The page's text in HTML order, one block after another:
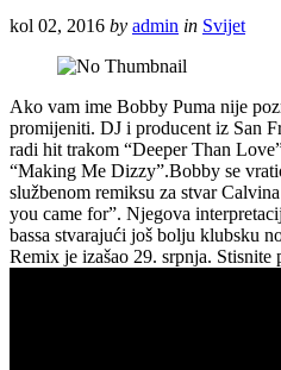
kol 02, 2016 by admin in Svijet
Ako vam ime Bobby Puma nije
promijeniti. DJ i producent iz San
radi hit trakom “Deeper Than
“Making Me Dizzy”.Bobby se
službenom remiksu za stvar
you came for”. Njegova
bassa stvarajući još bolju klubsku
Remix je izašao 29. srpnja. Stisnite